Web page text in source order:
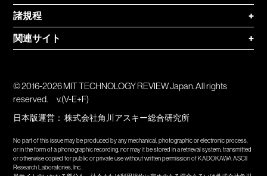
諸規程
+
関連サイト
+
© 2016-2026 MIT TECHNOLOGY REVIEW Japan. All rights
reserved.
v.(V-E+F)
日本版運営：株式会社角川アスキー総合研究所
No part of this issue may be produced by any mechanical, photographic or electronic process,
or in the form of a phonographic recording, nor may it be stored in a retrieval system, transmitted
or otherwise copied for public or private use without written permission of KADOKAWA ASCII
Research Laboratories, Inc.